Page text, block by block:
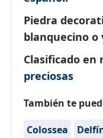
Piedra
blanquecino o
Clasificado en
preciosas
También te
Colossea